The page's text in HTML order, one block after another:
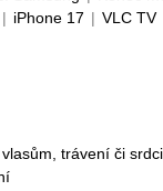
| iPhone 17 | VLC TV
trávení či